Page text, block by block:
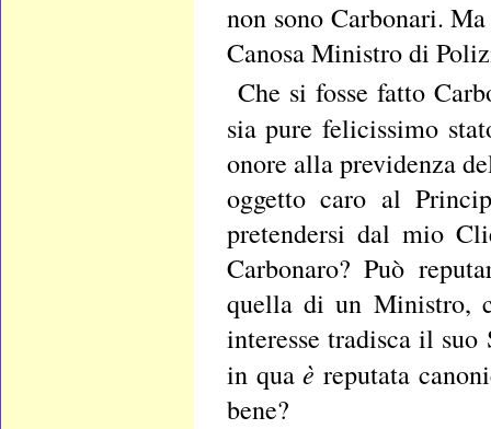
non sono Carbonari.
Canosa Ministro di
Che si fosse fatto
sia pure felicissimo
onore alla previdenza
oggetto caro al
pretendersi dal mio
Carbonaro? Può
quella di un Ministro,
interesse tradisca il
in quaèreputata
bene?